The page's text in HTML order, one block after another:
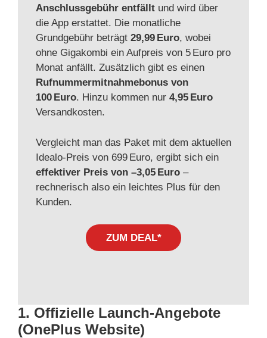
Anschlussgebühr entfällt und wird über
die App erstattet. Die monatliche
Grundgebühr beträgt 29,99 Euro, wobei
ohne Gigakombi ein Aufpreis von 5 Euro pro
Monat anfällt. Zusätzlich gibt es einen
Rufnummermitnahmebonus von
100 Euro. Hinzu kommen nur 4,95 Euro
Versandkosten.
Vergleicht man das Paket mit dem aktuellen
Idealo‑Preis von 699 Euro, ergibt sich ein
effektiver Preis von –3,05 Euro –
rechnerisch also ein leichtes Plus für den
Kunden.
ZUM DEAL*
1. Offizielle Launch-Angebote
(OnePlus Website)